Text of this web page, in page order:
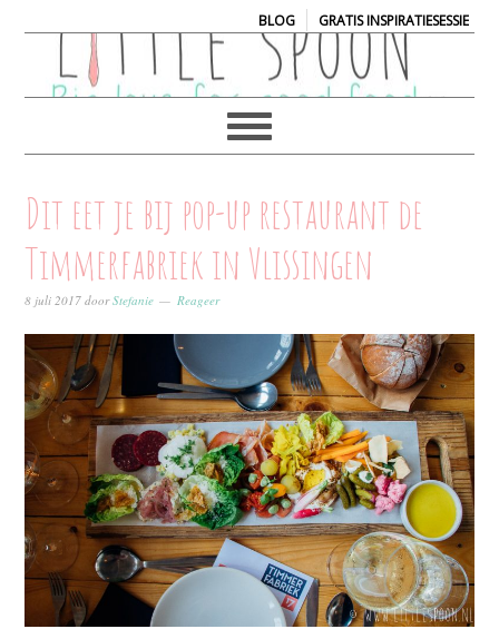
BLOG| GRATIS INSPIRATIESESSIE
Dit eet je bij pop-up restaurant de
Timmerfabriek in Vlissingen
8 juli 2017 doorStefanie Reageer